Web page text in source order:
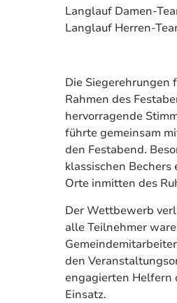
Langlauf Damen-
Langlauf Herren-
Die
Rahmen des
hervorragende
führte gemeinsam
den Festabend.
klassischen
Orte inmitten des
Der Wettbewerb
alle Teilnehmer
den
engagierten Helfern
Einsatz.